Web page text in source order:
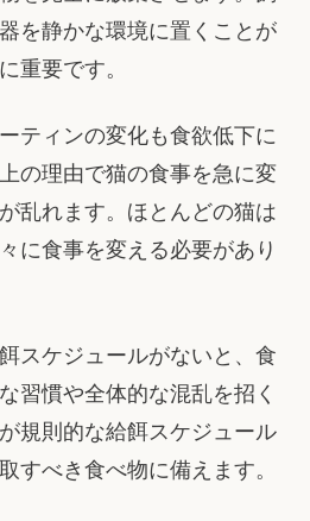
を静かな環境に置くことが
重要です。
ティンの変化も食欲低下に
の理由で猫の食事を急に変
乱れます。ほとんどの猫は
に食事を変える必要があり
スケジュールがないと、食
習慣や全体的な混乱を招く
規則的な給餌スケジュール
すべき食べ物に備えます。